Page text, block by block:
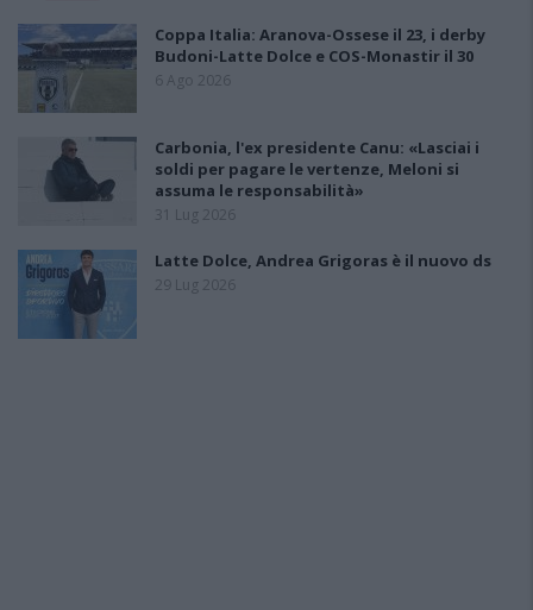
Coppa Italia: Aranova-Ossese il 23, i derby
Budoni-Latte Dolce e COS-Monastir il 30
6 Ago 2026
Carbonia, l'ex presidente Canu: «Lasciai i
soldi per pagare le vertenze, Meloni si
assuma le responsabilità»
31 Lug 2026
Latte Dolce, Andrea Grigoras è il nuovo ds
29 Lug 2026